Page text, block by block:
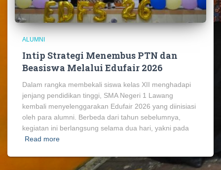
ALUMNI
Intip Strategi Menembus PTN dan
Beasiswa Melalui Edufair 2026
Dalam rangka membekali siswa kelas XII menghadapi
jenjang pendidikan tinggi, SMA Negeri 1 Lawang
kembali menyelenggarakan Edufair 2026 yang diinisiasi
oleh para alumni. Berbeda dari tahun sebelumnya,
kegiatan ini berlangsung selama dua hari, yakni pada
Read more